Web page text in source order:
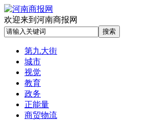
欢迎来到河南商报网
第九大街
城市
视觉
教育
政务
正能量
商贸物流